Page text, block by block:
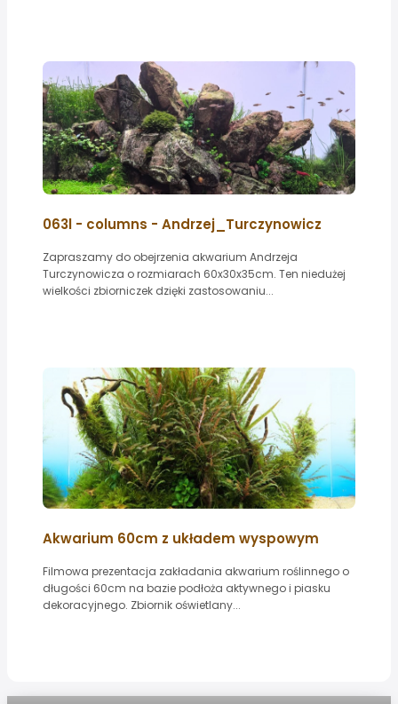
063l - columns - Andrzej_Turczynowicz
Zapraszamy do obejrzenia akwarium Andrzeja
Turczynowicza o rozmiarach 60x30x35cm. Ten niedużej
wielkości zbiorniczek dzięki zastosowaniu...
Akwarium 60cm z układem wyspowym
Filmowa prezentacja zakładania akwarium roślinnego o
długości 60cm na bazie podłoża aktywnego i piasku
dekoracyjnego. Zbiornik oświetlany...